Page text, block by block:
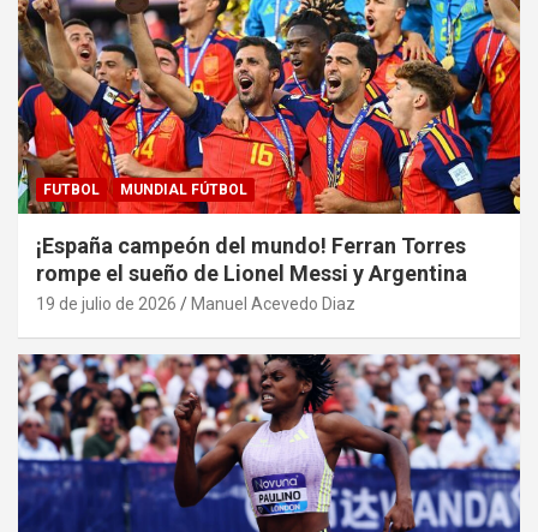
FUTBOL MUNDIAL FÚTBOL
¡España campeón del mundo! Ferran Torres
rompe el sueño de Lionel Messi y Argentina
19 de julio de 2026 Manuel Acevedo Diaz